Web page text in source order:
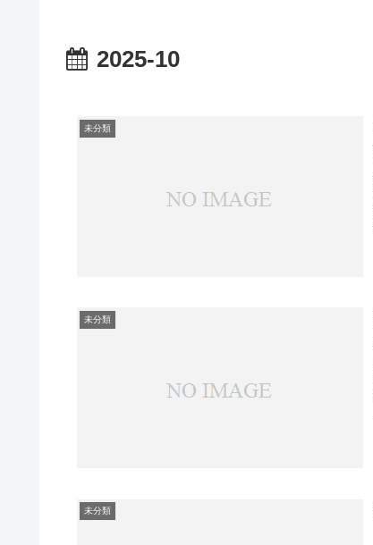
2025-10
未分類
未分類
未分類